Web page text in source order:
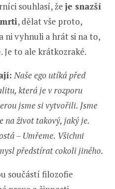
souhlasí, že je snazší
, dělat vše proto,
ni vyhnuli a hrát si na to,
Je to ale krátkozraké.
Naše ego utíká před
která je v rozporu
jsme si vytvořili. Jsme
na život takový, jaký je.
– Umřeme. Všichni
předstírat cokoli jiného.
součástí filozofie